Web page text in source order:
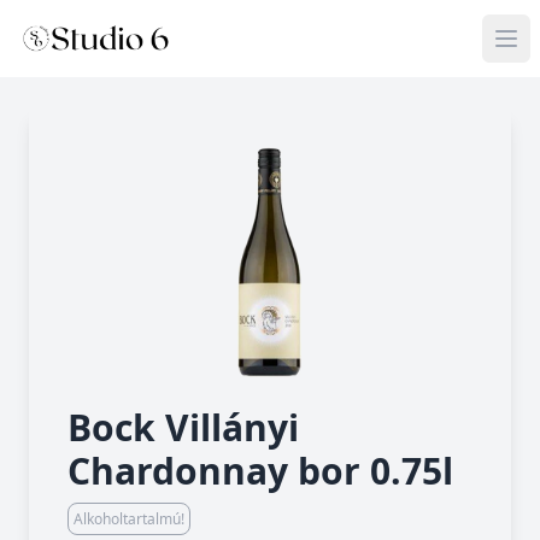
Bock Villányi
Chardonnay bor 0.75l
Alkoholtartalmú!